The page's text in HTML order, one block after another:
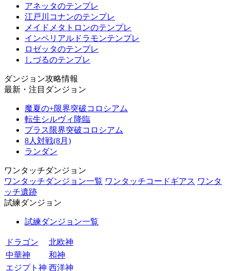
アネッタのテンプレ
江戸川コナンのテンプレ
メイドメタトロンのテンプレ
インペリアルドラモンテンプレ
ロゼッタのテンプレ
しづるのテンプレ
ダンジョン攻略情報
最新・注目ダンジョン
魔夏の+限界突破コロシアム
転生シルヴィ降臨
プラス限界突破コロシアム
8人対戦(8月)
ランダン
ワンタッチダンジョン
ワンタッチダンジョン一覧 ワンタッチコードギアス ワンタ
ッチ遺跡
試練ダンジョン
試練ダンジョン一覧
ドラゴン
北欧神
中華神
和神
エジプト神 西洋神